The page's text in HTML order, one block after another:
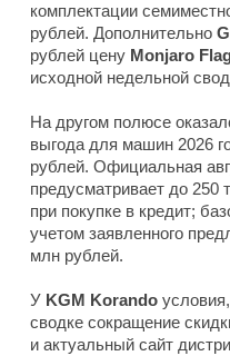
комплектации
рублей. Дополнительно
рублей цену Monjaro
исходной недельной
На другом полюсе
выгода для машин 2026
рублей. Официальная
предусматривает до 250
при покупке в кредит;
учетом заявленного
млн рублей.
У KGM Korando
сводке сокращение
и актуальный сайт